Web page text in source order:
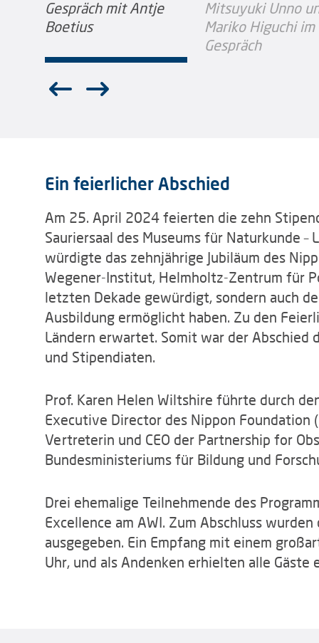
Ein feierlicher Abschied
Am 25. April 2024 feierten die zehn
Sauriersaal des Museums für Naturkunde
würdigte das zehnjährige Jubiläum des
Wegener-Institut, Helmholtz-Zentrum für
letzten Dekade gewürdigt, sondern auch
Ausbildung ermöglicht haben. Zu den
Ländern erwartet. Somit war der
und Stipendiaten.
Prof. Karen Helen Wiltshire führte durch
Executive Director des Nippon Foundation
Vertreterin und CEO der Partnership for
Bundesministeriums für Bildung und
Drei ehemalige Teilnehmende des
Excellence am AWI. Zum Abschluss
ausgegeben. Ein Empfang mit einem
Uhr, und als Andenken erhielten alle Gäste